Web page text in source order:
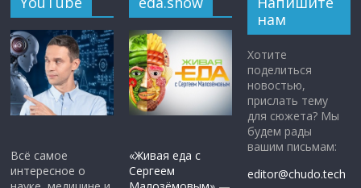
Всё самое
интересное о
«Живая еда с
Сергеем
нам
Хотите
поделиться
новостью,
прислать тему
для сюжета? Мы
будем рады
вашим письмам:
editor@chudo.tech